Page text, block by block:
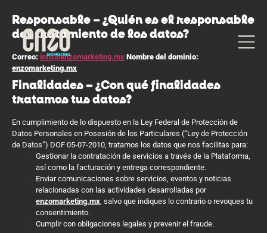
Responsable – ¿Quién es el responsable
del tratamiento de los datos?
Correo: info@enzomarketing.mx Nombre del dominio:
enzomarketing.mx
Finalidades – ¿Con qué finalidades
tratamos tus datos?
En cumplimiento de lo dispuesto en la Ley Federal de Protección de
Datos Personales en Posesión de los Particulares (“Ley de Protección
de Datos”) DOF 05-07-2010, tratamos los datos que nos facilitas para:
Gestionar la contratación de servicios a través de la Plataforma,
así como la facturación y entrega correspondiente.
Enviar comunicaciones sobre servicios, eventos y noticias
relacionadas con las actividades desarrolladas por
enzomarketing.mx, salvo que indiques lo contrario o revoques tu
consentimiento.
Cumplir con obligaciones legales y prevenir el fraude.